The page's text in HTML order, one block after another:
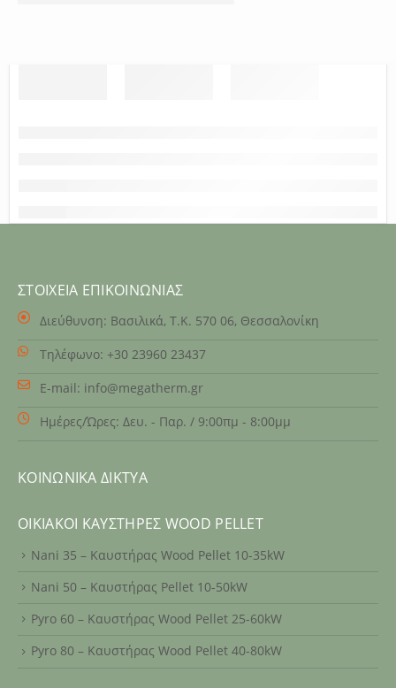
ΣΤΟΙΧΕΊΑ ΕΠΙΚΟΙΝΩΝΊΑΣ
Διεύθυνση: Βασιλικά, Τ.Κ. 570 06, Θεσσαλονίκη
Τηλέφωνο: +30 23960 23437
E-mail: info@megatherm.gr
Ημέρες/Ώρες: Δευ. - Παρ. / 9:00πμ - 8:00μμ
ΚΟΙΝΩΝΙΚΆ ΔΊΚΤΥΑ
ΟΙΚΙΑΚΟΊ ΚΑΥΣΤΉΡΕΣ WOOD PELLET
Nani 35 – Καυστήρας Wood Pellet 10-35kW
Nani 50 – Καυστήρας Pellet 10-50kW
Pyro 60 – Καυστήρας Wood Pellet 25-60kW
Pyro 80 – Καυστήρας Wood Pellet 40-80kW